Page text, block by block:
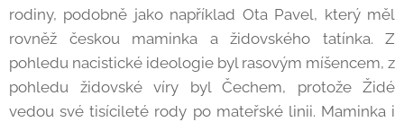
rodiny, podobně jako například Ota Pavel, který měl
rovněž českou maminka a židovského tatínka. Z
pohledu nacistické ideologie byl rasovým míšencem, z
pohledu židovské víry byl Čechem, protože Židé
vedou své tisícileté rody po mateřské linii. Maminka i